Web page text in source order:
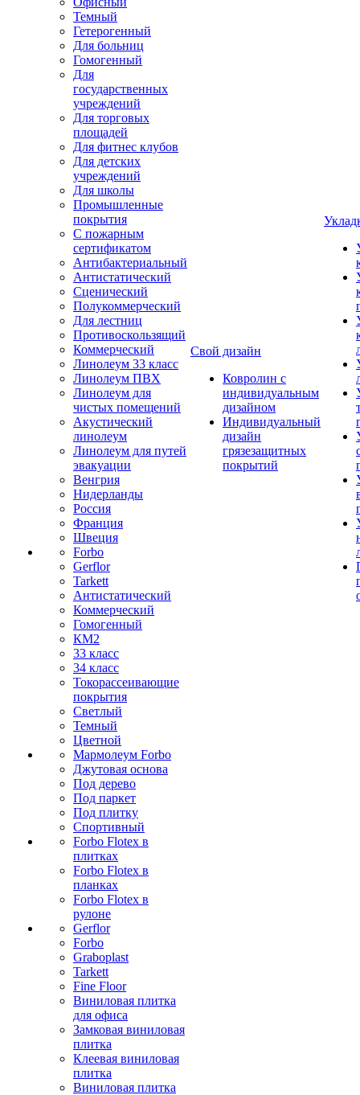
Темный
Гетерогенный
Для больниц
Гомогенный
Для
государственных
учреждений
Для торговых
площадей
Для фитнес клубов
Для детских
учреждений
Для школы
Промышленные
покрытия
С пожарным
сертификатом
Антибактериальный
Антистатический
Сценический
Полукоммерческий
Для лестниц
Противоскользящий
Коммерческий
Линолеум 33 класс
Линолеум ПВХ
Линолеум для
чистых помещений
Акустический
линолеум
Линолеум для путей
эвакуации
Венгрия
Нидерланды
Россия
Франция
Швеция
Forbo
Gerflor
Tarkett
Антистатический
Коммерческий
Гомогенный
КМ2
33 класс
34 класс
Токорассеивающие
покрытия
Светлый
Темный
Цветной
Мармолеум Forbo
Джутовая основа
Под дерево
Под паркет
Под плитку
Спортивный
Forbo Flotex в
плитках
Forbo Flotex в
планках
Forbo Flotex в
рулоне
Gerflor
Forbo
Graboplast
Tarkett
Fine Floor
Виниловая плитка
для офиса
Замковая виниловая
плитка
Клеевая виниловая
плитка
Виниловая плитка
Свой дизайн
Ковролин с
индивидуальным
дизайном
Индивидуальный
дизайн
грязезащитных
покрытий